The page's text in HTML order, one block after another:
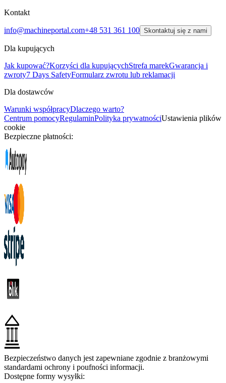
Kontakt
info@machineportal.com+48 531 361 100 Skontaktuj się z nami
Dla kupujących
Jak kupować?Korzyści dla kupującychStrefa marekGwarancja i
zwroty7 Days SafetyFormularz zwrotu lub reklamacji
Dla dostawców
Warunki współpracyDlaczego warto?
Centrum pomocyRegulaminPolityka prywatnościUstawienia plików
cookie
Bezpieczne płatności:
Bezpieczeństwo danych jest zapewniane zgodnie z branżowymi
standardami ochrony i poufności informacji.
Dostępne formy wysyłki: